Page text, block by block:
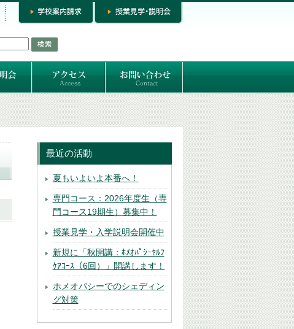
お問い合わせ
専門コースお問い合わせ
専門コース入学お申し込み
個人セッション
最近の活動
夏もいよいよ本番へ！
専門コース：2026年度生（専
門コース19期生）募集中！
授業見学・入学説明会開催中
新規に「秋開講：ﾎﾒｵﾊﾟｼｰｾﾙﾌ
ｹｱｺｰｽ（6回）」開講します！
ホメオパシーでのシェディン
グ対策